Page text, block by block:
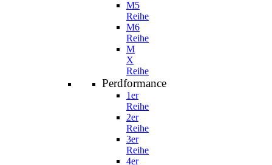
M5
Reihe
M6
Reihe
M
X
Reihe
Perdformance
1er
Reihe
2er
Reihe
3er
Reihe
4er